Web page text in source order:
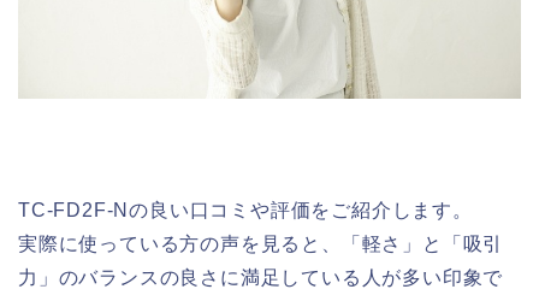
TC-FD2F-Nの良い口コミや評価をご紹介します。
実際に使っている方の声を見ると、「軽さ」と「吸引
力」のバランスの良さに満足している人が多い印象で